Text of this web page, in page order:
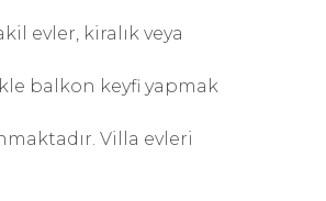
evler, kiralık veya
balkon keyfi yapmak
Villa evleri